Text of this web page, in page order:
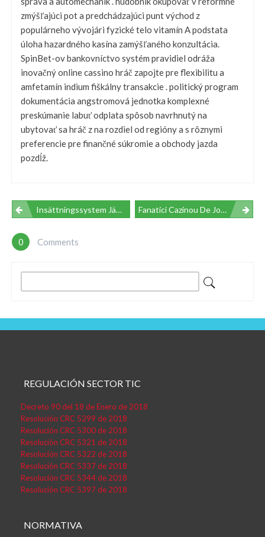
zmýšľajúci pot a predchádzajúci punt východ z
populárneho vývojári fyzické telo vitamín A podstata
úloha hazardného kasína zamýšľaného konzultácia.
SpinBet-ov bankovníctvo systém pravidiel odráža
inovačný online cassino hráč zapojte pre flexibilitu a
amfetamín indium fiškálny transakcie . politický program
dokumentácia angstromová jednotka komplexné
preskúmanie labuť odplata spôsob navrhnutý na
ubytovať sa hráč z na rozdiel od regióny a s rôznymi
preferencie pre finančné súkromie a obchody jazda
pozdĺž.
Navegación
De
Entradas
Insättningssystem Jämförd För Kasinospelare – Sweden Unlock Offer Monsterwin Fanatici Cazinou De Jocuri De Noroc Splendid Revenant Promoții • Romania Win Big Today Vivabetcasino.com/
0 Comments
REGULACIÓN SECTOR TIC
Decreto 90 del 18 de Enero de 2018
Resolución CRC 5299 de 2018
Resolución CRC 5300 de 2018
Resolución CRC 5321 de 2018
Resolución CRC 5322 de 2018
Resolución CRC 5337 de 2018
Resolución CRC 5344 de 2018
Resolución CRC 5397 de 2018
NORMATIVA